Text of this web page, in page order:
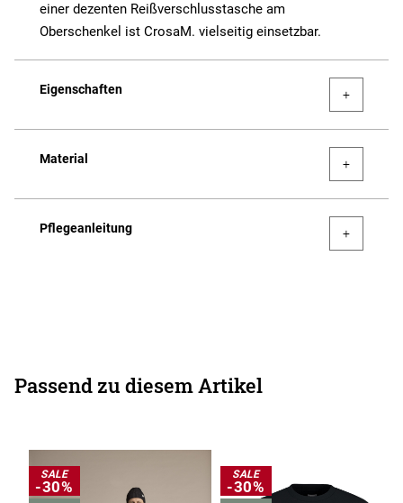
einer dezenten Reißverschlusstasche am
Oberschenkel ist CrosaM. vielseitig einsetzbar.
Eigenschaften
Material
Pflegeanleitung
Passend zu diesem Artikel
SALE
-30%
SALE
-30%